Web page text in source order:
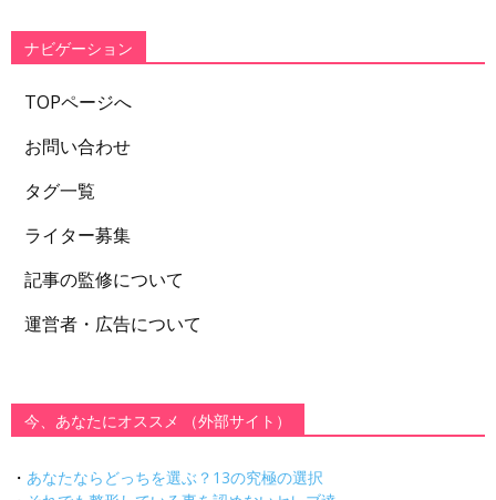
ー
ナビゲーション
TOPページへ
お問い合わせ
タグ一覧
ライター募集
記事の監修について
運営者・広告について
今、あなたにオススメ （外部サイト）
・ あなたならどっちを選ぶ？13の究極の選択